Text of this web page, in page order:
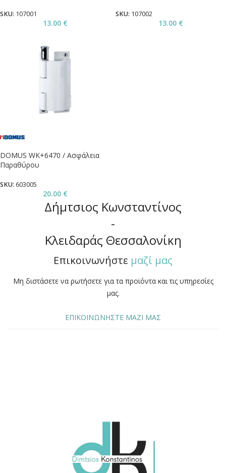
SKU: 107001
13.00 €
SKU: 107002
13.00 €
DOMUS WK+6470 / Ασφάλεια
Παραθύρου
SKU: 603005
20.00 €
Δήμτσιος Κωνσταντίνος
-
Κλειδαράς Θεσσαλονίκη
Επικοινωνήστε μαζί μας
Μη διστάσετε να ρωτήσετε για τα προϊόντα και τις υπηρεσίες
μας.
ΕΠΙΚΟΙΝΩΝΗΣΤΕ ΜΑΖΙ ΜΑΣ